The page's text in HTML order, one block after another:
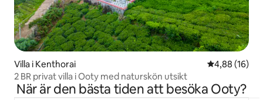
Villa i Kenthorai 4,88 av 5 i
4,88 (16)
2 BR privat villa i Ooty med naturskön utsikt
När är den bästa tiden att besöka Ooty?